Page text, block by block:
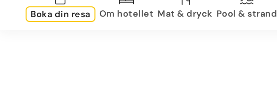
Boka din resa Om hotellet Mat & dryck Pool & strand